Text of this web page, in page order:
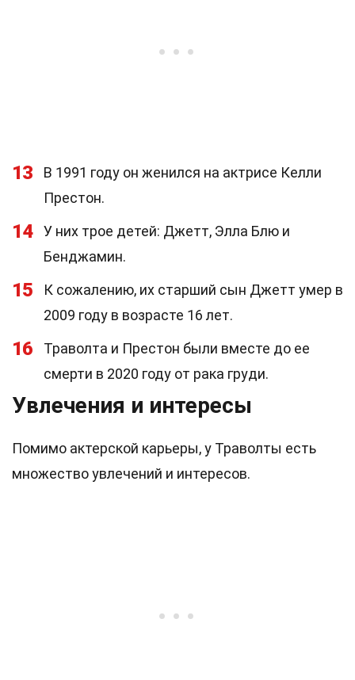
13
В 1991 году он женился на актрисе Келли
Престон.
14
У них трое детей: Джетт, Элла Блю и
Бенджамин.
15
К сожалению, их старший сын Джетт умер в
2009 году в возрасте 16 лет.
16
Траволта и Престон были вместе до ее
смерти в 2020 году от рака груди.
Увлечения и интересы
Помимо актерской карьеры, у Траволты есть
множество увлечений и интересов.